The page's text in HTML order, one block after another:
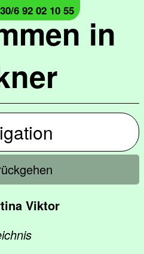
in
6 92 02 10 55
Viktor